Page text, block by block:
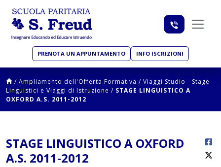
PRENOTA UN APPUNTAMENTO INFO ISCRIZIONI
/ Ampliamento dell'Offerta Formativa / Viaggi Studio - Stage
Linguistici e Viaggi di Istruzione / STAGE LINGUISTICO A
OXFORD A.S. 2011-2012
STAGE LINGUISTICO A OXFORD
A.S. 2011-2012